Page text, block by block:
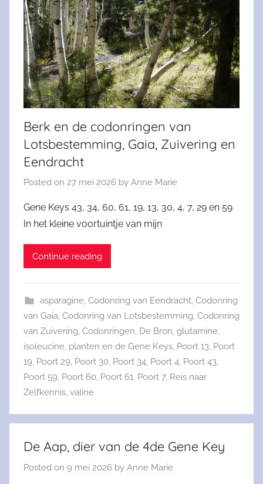
Berk en de codonringen van
Lotsbestemming, Gaia, Zuivering en
Eendracht
Posted on 27 mei 2026 by Anne Marie
Gene Keys 43, 34, 60, 61, 19, 13, 30, 4, 7, 29 en 59
In het kleine voortuintje van mijn
Continue reading
asparagine, Codonring van Eendracht, Codonring
van Gaia, Codonring van Lotsbestemming, Codonring
van Zuivering, Codonringen, De Bron, glutamine,
isoleucine, planten en de Gene Keys, Poort 13, Poort
19, Poort 29, Poort 30, Poort 34, Poort 4, Poort 43,
Poort 59, Poort 60, Poort 61, Poort 7, Reis naar
Zelfkennis, valine
De Aap, dier van de 4de Gene Key
Posted on 9 mei 2026 by Anne Marie